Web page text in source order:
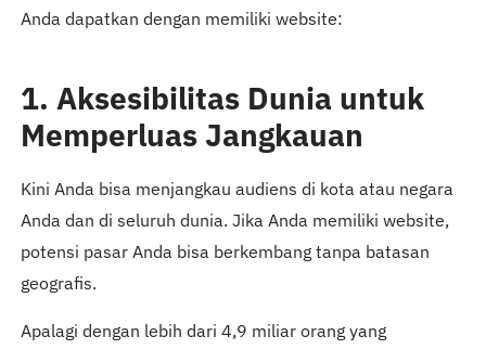
Anda dapatkan dengan memiliki website:
1. Aksesibilitas Dunia untuk
Memperluas Jangkauan
Kini Anda bisa menjangkau audiens di kota atau negara
Anda dan di seluruh dunia. Jika Anda memiliki website,
potensi pasar Anda bisa berkembang tanpa batasan
geografis.
Apalagi dengan lebih dari 4,9 miliar orang yang